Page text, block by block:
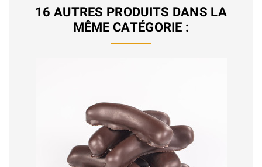
16 AUTRES PRODUITS DANS LA
MÊME CATÉGORIE :